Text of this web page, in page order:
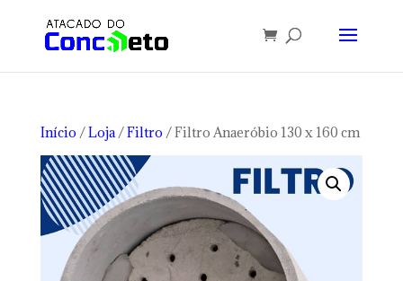
Início /Loja/Filtro / Filtro Anaeróbio 130 x 160 cm